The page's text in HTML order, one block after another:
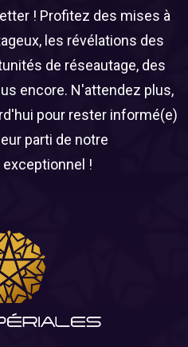
! Profitez des mises à
les révélations des
de réseautage, des
encore. N'attendez plus,
pour rester informé(e)
parti de notre
!